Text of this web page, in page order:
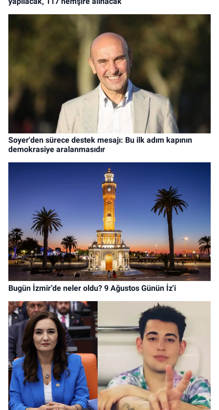
Soyer'den sürece destek mesajı: Bu ilk adım kapının
demokrasiye aralanmasıdır
Bugün İzmir’de neler oldu? 9 Ağustos Günün İz'i